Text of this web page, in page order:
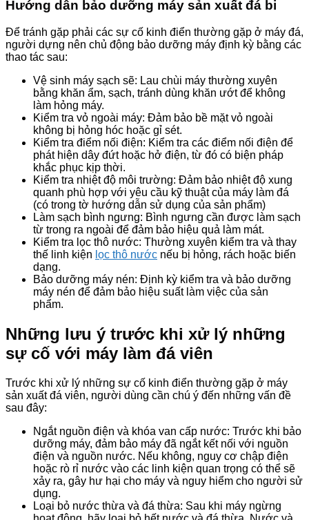
Hướng dẫn bảo dưỡng máy sản xuất đá bi
Để tránh gặp phải các sự cố kinh điển thường gặp ở máy đá,
người dựng nên chủ động bảo dưỡng máy định kỳ bằng các
thao tác sau:
Vệ sinh máy sạch sẽ: Lau chùi máy thường xuyên
bằng khăn ẩm, sạch, tránh dùng khăn ướt để không
làm hỏng máy.
Kiểm tra vỏ ngoài máy: Đảm bảo bề mặt vỏ ngoài
không bị hỏng hóc hoặc gỉ sét.
Kiểm tra điểm nối điện: Kiểm tra các điểm nối điện để
phát hiện dây đứt hoặc hở điện, từ đó có biện pháp
khắc phục kịp thời.
Kiểm tra nhiệt độ môi trường: Đảm bảo nhiệt độ xung
quanh phù hợp với yêu cầu kỹ thuật của máy làm đá
(có trong tờ hướng dẫn sử dụng của sản phẩm)
Làm sạch bình ngưng: Bình ngưng cần được làm sạch
từ trong ra ngoài để đảm bảo hiệu quả làm mát.
Kiểm tra lọc thô nước: Thường xuyên kiểm tra và thay
thế linh kiện lọc thô nước nếu bị hỏng, rách hoặc biến
dạng.
Bảo dưỡng máy nén: Định kỳ kiểm tra và bảo dưỡng
máy nén để đảm bảo hiệu suất làm việc của sản
phẩm.
Những lưu ý trước khi xử lý những
sự cố với máy làm đá viên
Trước khi xử lý những sự cố kinh điển thường gặp ở máy
sản xuất đá viên, người dùng cần chú ý đến những vấn đề
sau đây:
Ngắt nguồn điện và khóa van cấp nước: Trước khi bảo
dưỡng máy, đảm bảo máy đã ngắt kết nối với nguồn
điện và nguồn nước. Nếu không, nguy cơ chập điện
hoặc rò rỉ nước vào các linh kiện quan trọng có thể sẽ
xảy ra, gây hư hại cho máy và nguy hiểm cho người sử
dụng.
Loại bỏ nước thừa và đá thừa: Sau khi máy ngừng